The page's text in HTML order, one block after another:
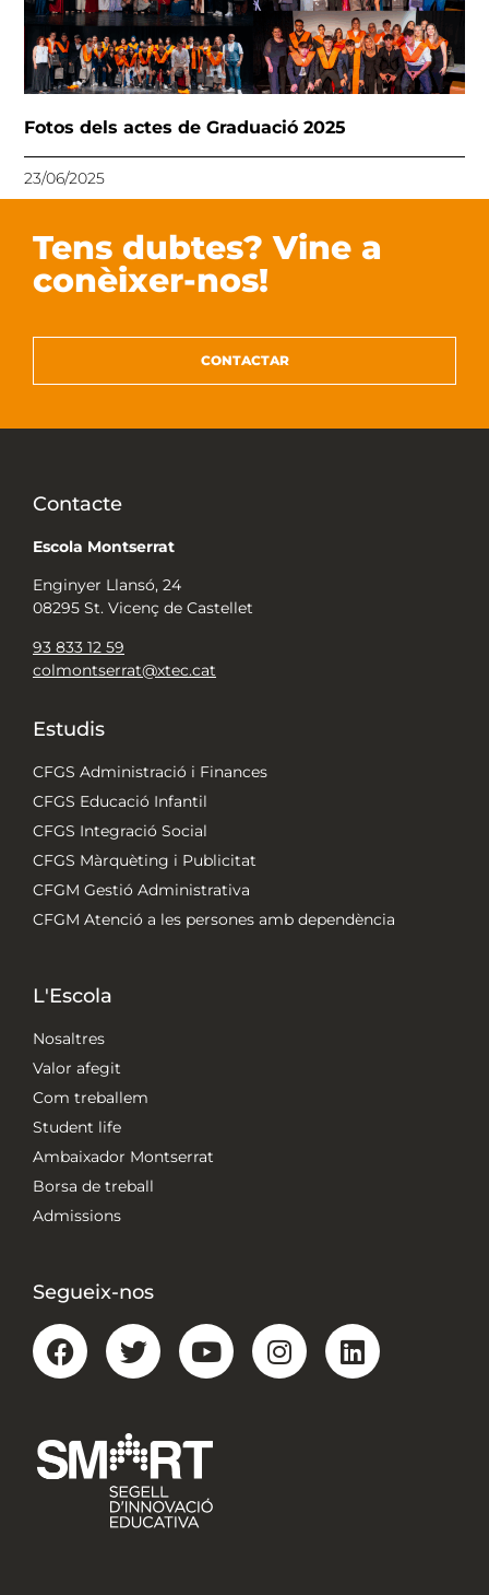
Fotos dels actes de Graduació 2025
23/06/2025
Tens dubtes? Vine a
conèixer-nos!
CONTACTAR
Contacte
Escola Montserrat
Enginyer Llansó, 24
08295 St. Vicenç de Castellet
93 833 12 59
colmontserrat@xtec.cat
Estudis
CFGS Administració i Finances
CFGS Educació Infantil
CFGS Integració Social
CFGS Màrquèting i Publicitat
CFGM Gestió Administrativa
CFGM Atenció a les persones amb dependència
L'Escola
Nosaltres
Valor afegit
Com treballem
Student life
Ambaixador Montserrat
Borsa de treball
Admissions
Segueix-nos